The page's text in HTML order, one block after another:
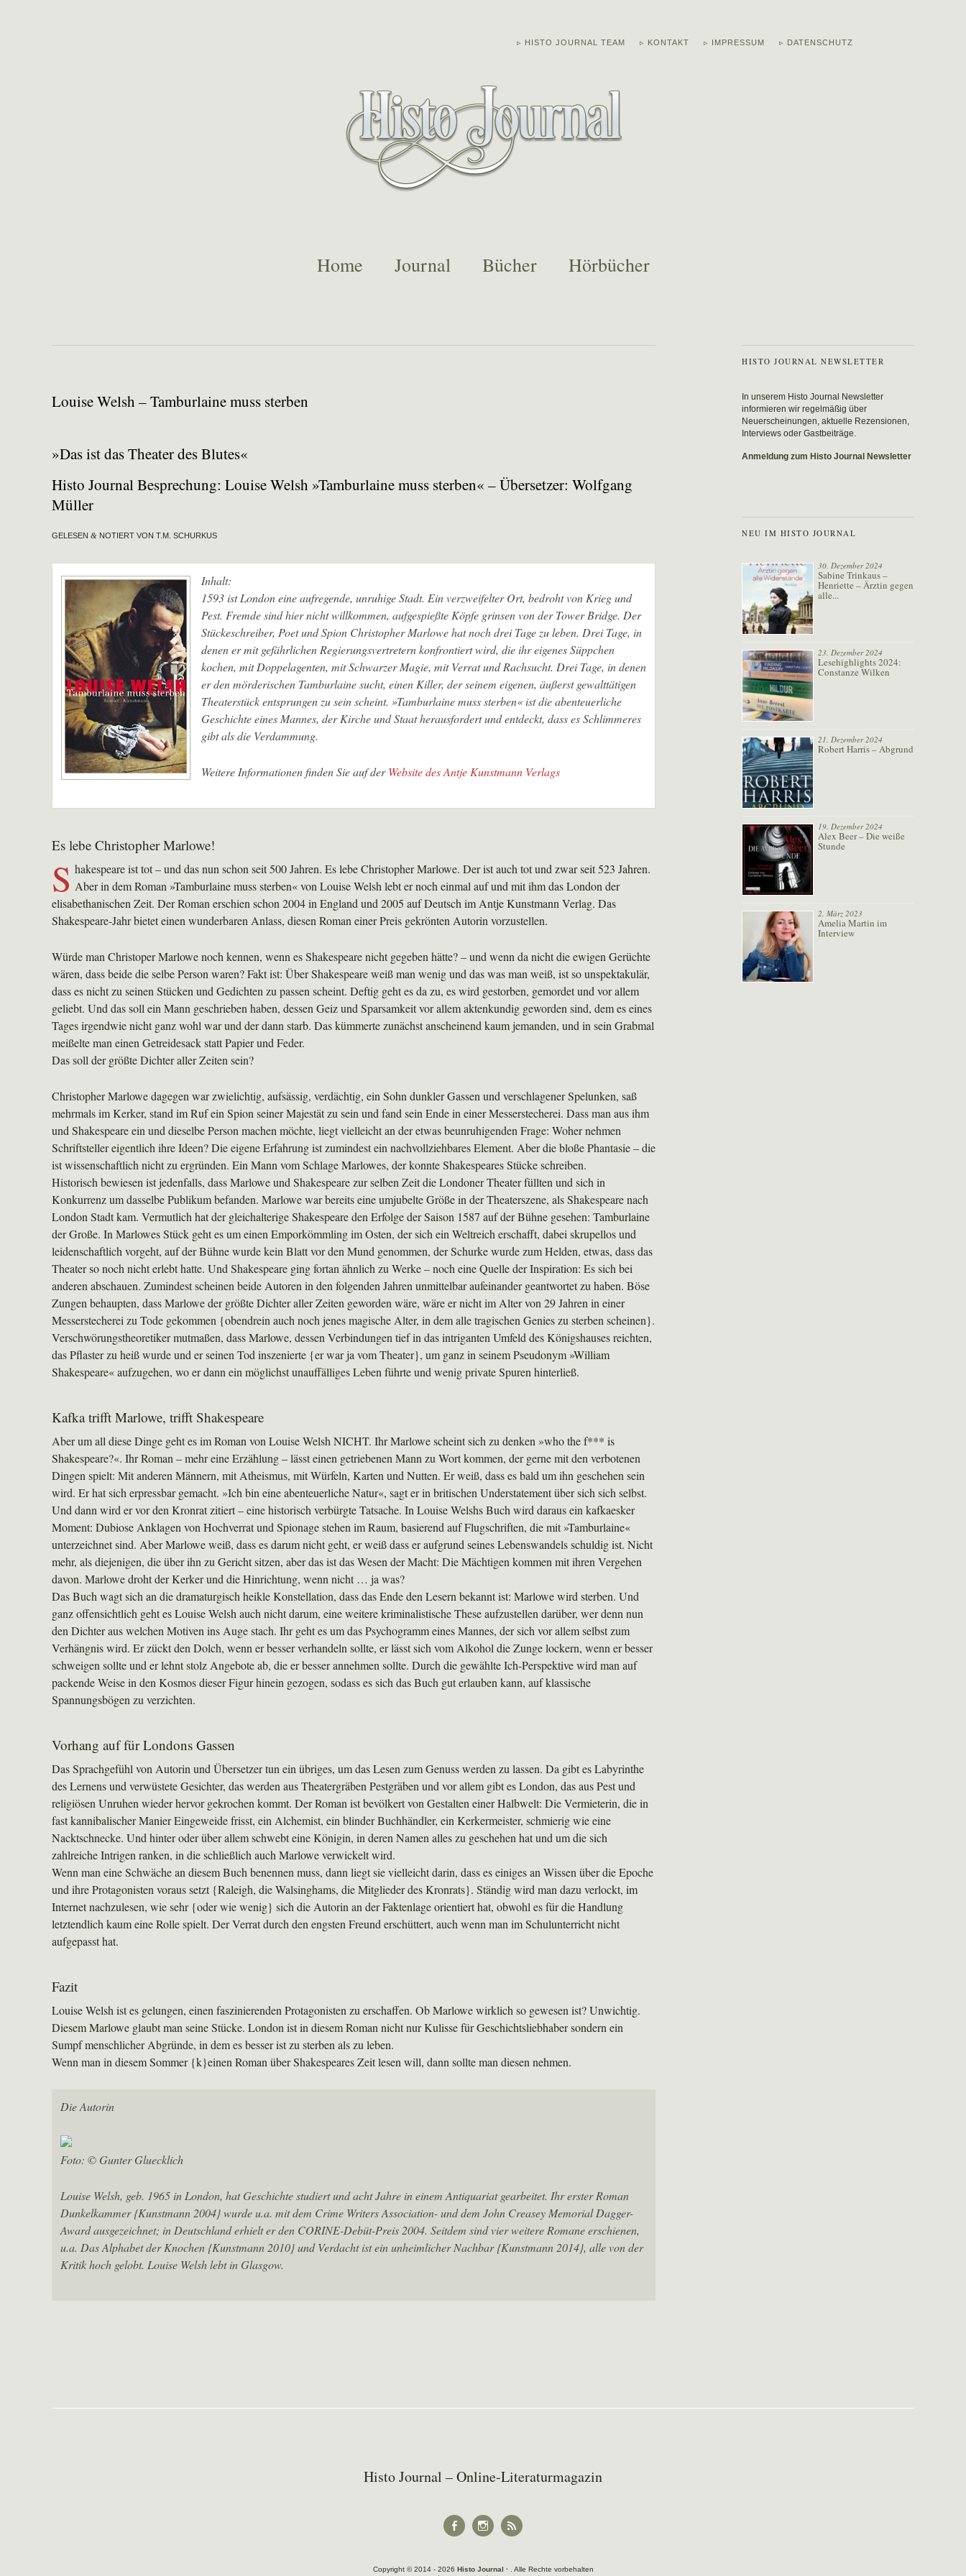
▹ HISTO JOURNAL TEAM ▹ KONTAKT ▹ IMPRESSUM ▹ DATENSCHUTZ
Home Journal Bücher Hörbücher
Louise Welsh – Tamburlaine muss sterben
»Das ist das Theater des Blutes«
Histo Journal Besprechung: Louise Welsh »Tamburlaine muss sterben« – Übersetzer: Wolfgang
Müller
GELESEN & NOTIERT VON T.M. SCHURKUS
Inhalt:
1593 ist London eine aufregende, unruhige Stadt. Ein verzweifelter Ort, bedroht von Krieg und
Pest. Fremde sind hier nicht willkommen, aufgespießte Köpfe grinsen von der Tower Bridge. Der
Stückeschreiber, Poet und Spion Christopher Marlowe hat noch drei Tage zu leben. Drei Tage, in
denen er mit gefährlichen Regierungsvertretern konfrontiert wird, die ihr eigenes Süppchen
kochen, mit Doppelagenten, mit Schwarzer Magie, mit Verrat und Rachsucht. Drei Tage, in denen
er den mörderischen Tamburlaine sucht, einen Killer, der seinem eigenen, äußerst gewalttätigen
Theaterstück entsprungen zu sein scheint. »Tamburlaine muss sterben« ist die abenteuerliche
Geschichte eines Mannes, der Kirche und Staat herausfordert und entdeckt, dass es Schlimmeres
gibt als die Verdammung.
Weitere Informationen finden Sie auf derWebsite des Antje Kunstmann Verlags
Es lebe Christopher Marlowe!
S hakespeare ist tot – und das nun schon seit 500 Jahren. Es lebe Christopher Marlowe. Der ist auch tot und zwar seit 523 Jahren.
Aber in dem Roman »Tamburlaine muss sterben« von Louise Welsh lebt er noch einmal auf und mit ihm das London der
elisabethanischen Zeit. Der Roman erschien schon 2004 in England und 2005 auf Deutsch im Antje Kunstmann Verlag. Das
Shakespeare-Jahr bietet einen wunderbaren Anlass, diesen Roman einer Preis gekrönten Autorin vorzustellen.
Würde man Christoper Marlowe noch kennen, wenn es Shakespeare nicht gegeben hätte? – und wenn da nicht die ewigen Gerüchte
wären, dass beide die selbe Person waren? Fakt ist: Über Shakespeare weiß man wenig und das was man weiß, ist so unspektakulär,
dass es nicht zu seinen Stücken und Gedichten zu passen scheint. Deftig geht es da zu, es wird gestorben, gemordet und vor allem
geliebt. Und das soll ein Mann geschrieben haben, dessen Geiz und Sparsamkeit vor allem aktenkundig geworden sind, dem es eines
Tages irgendwie nicht ganz wohl war und der dann starb. Das kümmerte zunächst anscheinend kaum jemanden, und in sein Grabmal
meißelte man einen Getreidesack statt Papier und Feder.
Das soll der größte Dichter aller Zeiten sein?
Christopher Marlowe dagegen war zwielichtig, aufsässig, verdächtig, ein Sohn dunkler Gassen und verschlagener Spelunken, saß
mehrmals im Kerker, stand im Ruf ein Spion seiner Majestät zu sein und fand sein Ende in einer Messerstecherei. Dass man aus ihm
und Shakespeare ein und dieselbe Person machen möchte, liegt vielleicht an der etwas beunruhigenden Frage: Woher nehmen
Schriftsteller eigentlich ihre Ideen? Die eigene Erfahrung ist zumindest ein nachvollziehbares Element. Aber die bloße Phantasie – die
ist wissenschaftlich nicht zu ergründen. Ein Mann vom Schlage Marlowes, der konnte Shakespeares Stücke schreiben.
Historisch bewiesen ist jedenfalls, dass Marlowe und Shakespeare zur selben Zeit die Londoner Theater füllten und sich in
Konkurrenz um dasselbe Publikum befanden. Marlowe war bereits eine umjubelte Größe in der Theaterszene, als Shakespeare nach
London Stadt kam. Vermutlich hat der gleichalterige Shakespeare den Erfolge der Saison 1587 auf der Bühne gesehen: Tamburlaine
der Große. In Marlowes Stück geht es um einen Emporkömmling im Osten, der sich ein Weltreich erschafft, dabei skrupellos und
leidenschaftlich vorgeht, auf der Bühne wurde kein Blatt vor den Mund genommen, der Schurke wurde zum Helden, etwas, dass das
Theater so noch nicht erlebt hatte. Und Shakespeare ging fortan ähnlich zu Werke – noch eine Quelle der Inspiration: Es sich bei
anderen abschauen. Zumindest scheinen beide Autoren in den folgenden Jahren unmittelbar aufeinander geantwortet zu haben. Böse
Zungen behaupten, dass Marlowe der größte Dichter aller Zeiten geworden wäre, wäre er nicht im Alter von 29 Jahren in einer
Messerstecherei zu Tode gekommen {obendrein auch noch jenes magische Alter, in dem alle tragischen Genies zu sterben scheinen}.
Verschwörungstheoretiker mutmaßen, dass Marlowe, dessen Verbindungen tief in das intriganten Umfeld des Königshauses reichten,
das Pflaster zu heiß wurde und er seinen Tod inszenierte {er war ja vom Theater}, um ganz in seinem Pseudonym »William
Shakespeare« aufzugehen, wo er dann ein möglichst unauffälliges Leben führte und wenig private Spuren hinterließ.
Kafka trifft Marlowe, trifft Shakespeare
Aber um all diese Dinge geht es im Roman von Louise Welsh NICHT. Ihr Marlowe scheint sich zu denken »who the f*** is
Shakespeare?«. Ihr Roman – mehr eine Erzählung – lässt einen getriebenen Mann zu Wort kommen, der gerne mit den verbotenen
Dingen spielt: Mit anderen Männern, mit Atheismus, mit Würfeln, Karten und Nutten. Er weiß, dass es bald um ihn geschehen sein
wird. Er hat sich erpressbar gemacht. »Ich bin eine abenteuerliche Natur«, sagt er in britischen Understatement über sich sich selbst.
Und dann wird er vor den Kronrat zitiert – eine historisch verbürgte Tatsache. In Louise Welshs Buch wird daraus ein kafkaesker
Moment: Dubiose Anklagen von Hochverrat und Spionage stehen im Raum, basierend auf Flugschriften, die mit »Tamburlaine«
unterzeichnet sind. Aber Marlowe weiß, dass es darum nicht geht, er weiß dass er aufgrund seines Lebenswandels schuldig ist. Nicht
mehr, als diejenigen, die über ihn zu Gericht sitzen, aber das ist das Wesen der Macht: Die Mächtigen kommen mit ihren Vergehen
davon. Marlowe droht der Kerker und die Hinrichtung, wenn nicht … ja was?
Das Buch wagt sich an die dramaturgisch heikle Konstellation, dass das Ende den Lesern bekannt ist: Marlowe wird sterben. Und
ganz offensichtlich geht es Louise Welsh auch nicht darum, eine weitere kriminalistische These aufzustellen darüber, wer denn nun
den Dichter aus welchen Motiven ins Auge stach. Ihr geht es um das Psychogramm eines Mannes, der sich vor allem selbst zum
Verhängnis wird. Er zückt den Dolch, wenn er besser verhandeln sollte, er lässt sich vom Alkohol die Zunge lockern, wenn er besser
schweigen sollte und er lehnt stolz Angebote ab, die er besser annehmen sollte. Durch die gewählte Ich-Perspektive wird man auf
packende Weise in den Kosmos dieser Figur hinein gezogen, sodass es sich das Buch gut erlauben kann, auf klassische
Spannungsbögen zu verzichten.
Vorhang auf für Londons Gassen
Das Sprachgefühl von Autorin und Übersetzer tun ein übriges, um das Lesen zum Genuss werden zu lassen. Da gibt es Labyrinthe
des Lernens und verwüstete Gesichter, das werden aus Theatergräben Pestgräben und vor allem gibt es London, das aus Pest und
religiösen Unruhen wieder hervor gekrochen kommt. Der Roman ist bevölkert von Gestalten einer Halbwelt: Die Vermieterin, die in
fast kannibalischer Manier Eingeweide frisst, ein Alchemist, ein blinder Buchhändler, ein Kerkermeister, schmierig wie eine
Nacktschnecke. Und hinter oder über allem schwebt eine Königin, in deren Namen alles zu geschehen hat und um die sich
zahlreiche Intrigen ranken, in die schließlich auch Marlowe verwickelt wird.
Wenn man eine Schwäche an diesem Buch benennen muss, dann liegt sie vielleicht darin, dass es einiges an Wissen über die Epoche
und ihre Protagonisten voraus setzt {Raleigh, die Walsinghams, die Mitglieder des Kronrats}. Ständig wird man dazu verlockt, im
Internet nachzulesen, wie sehr {oder wie wenig} sich die Autorin an der Faktenlage orientiert hat, obwohl es für die Handlung
letztendlich kaum eine Rolle spielt. Der Verrat durch den engsten Freund erschüttert, auch wenn man im Schulunterricht nicht
aufgepasst hat.
Fazit
Louise Welsh ist es gelungen, einen faszinierenden Protagonisten zu erschaffen. Ob Marlowe wirklich so gewesen ist? Unwichtig.
Diesem Marlowe glaubt man seine Stücke. London ist in diesem Roman nicht nur Kulisse für Geschichtsliebhaber sondern ein
Sumpf menschlicher Abgründe, in dem es besser ist zu sterben als zu leben.
Wenn man in diesem Sommer {k}einen Roman über Shakespeares Zeit lesen will, dann sollte man diesen nehmen.
Die Autorin
Foto: © Gunter Gluecklich
Louise Welsh, geb. 1965 in London, hat Geschichte studiert und acht Jahre in einem Antiquariat gearbeitet. Ihr erster Roman
Dunkelkammer {Kunstmann 2004} wurde u.a. mit dem Crime Writers Association- und dem John Creasey Memorial Dagger-
Award ausgezeichnet; in Deutschland erhielt er den CORINE-Debüt-Preis 2004. Seitdem sind vier weitere Romane erschienen,
u.a. Das Alphabet der Knochen {Kunstmann 2010} und Verdacht ist ein unheimlicher Nachbar {Kunstmann 2014}, alle von der
Kritik hoch gelobt. Louise Welsh lebt in Glasgow.
HISTO JOURNAL NEWSLETTER
In unserem Histo Journal Newsletter
informieren wir regelmäßig über
Neuerscheinungen, aktuelle Rezensionen,
Interviews oder Gastbeiträge.
Anmeldung zum Histo Journal Newsletter
NEU IM HISTO JOURNAL
30. Dezember 2024
Sabine Trinkaus –
Henriette – Ärztin gegen
alle...
23. Dezember 2024
Lesehighlights 2024:
Constanze Wilken
21. Dezember 2024
Robert Harris – Abgrund
19. Dezember 2024
Alex Beer – Die weiße
Stunde
2. März 2023
Amelia Martin im
Interview
Histo Journal – Online-Literaturmagazin
Copyright © 2014 - 2026 Histo Journal ∙
Alle Rechte vorbehalten